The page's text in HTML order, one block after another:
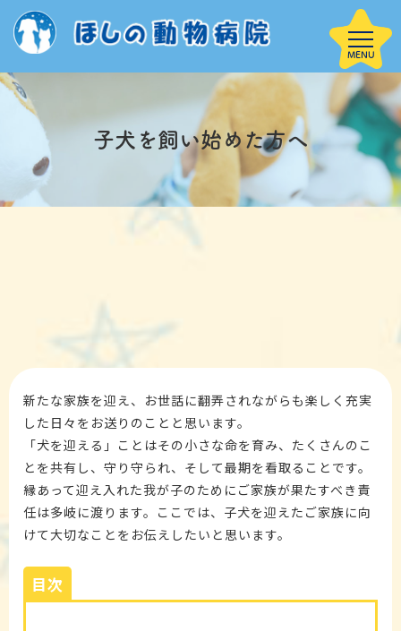
当院について 院内案内
スタッフ紹介 アクセス よくある質問
採用情報 ご予約
子犬を飼い始めた方へ
新たな家族を迎え、お世話に翻弄されながらも楽しく充実
した日々をお送りのことと思います。
「犬を迎える」ことはその小さな命を育み、たくさんのこ
とを共有し、守り守られ、そして最期を看取ることです。
縁あって迎え入れた我が子のためにご家族が果たすべき責
任は多岐に渡ります。ここでは、子犬を迎えたご家族に向
けて大切なことをお伝えしたいと思います。
目次